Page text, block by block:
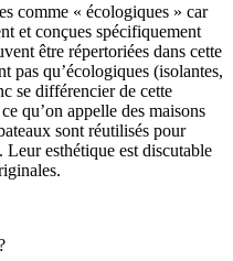
comme « écologiques » car
et conçues spécifiquement
être répertoriées dans cette
pas qu’écologiques (isolantes,
se différencier de cette
qu’on appelle des maisons
sont réutilisés pour
Leur esthétique est discutable